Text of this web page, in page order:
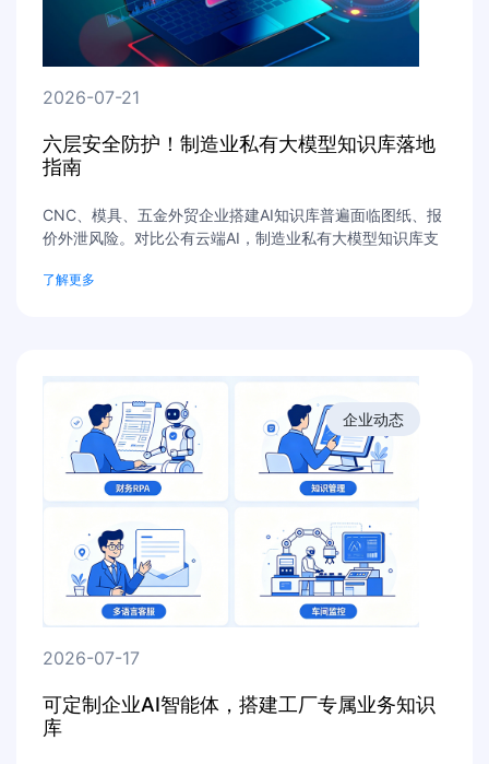
2026-07-21
六层安全防护！制造业私有大模型知识库落地
指南
CNC、模具、五金外贸企业搭建AI知识库普遍面临图纸、报
价外泄风险。对比公有云端AI，制造业私有大模型知识库支
全程审计、内外网隔离等六层防护，全方位守护工厂工艺、
了解更多
2026-07-17
企业动态
可定制企业AI智能体，搭建工厂专属业务知识
库